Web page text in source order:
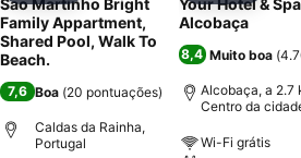
Sao Martinho Bright
Family Appartment,
Shared Pool, Walk To
Beach.
7,6 Boa (20 pontuações)
Caldas da Rainha,
Portugal
Your Hotel & Spa
Alcobaça
8,4 Muito boa (
Alcobaça, a 2.7
Centro da
Wi-Fi grátis